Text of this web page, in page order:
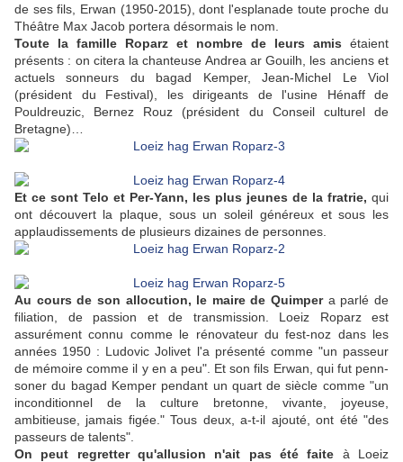
de ses fils, Erwan (1950-2015), dont l'esplanade toute proche du
Théâtre Max Jacob portera désormais le nom.
Toute la famille Roparz et nombre de leurs amis étaient
présents : on citera la chanteuse Andrea ar Gouilh, les anciens et
actuels sonneurs du bagad Kemper, Jean-Michel Le Viol
(président du Festival), les dirigeants de l'usine Hénaff de
Pouldreuzic, Bernez Rouz (président du Conseil culturel de
Bretagne)…
Et ce sont Telo et Per-Yann, les plus jeunes de la fratrie, qui
ont découvert la plaque, sous un soleil généreux et sous les
applaudissements de plusieurs dizaines de personnes.
Au cours de son allocution, le maire de Quimpera parlé de
filiation, de passion et de transmission. Loeiz Roparz est
assurément connu comme le rénovateur du fest-noz dans les
années 1950 : Ludovic Jolivet l'a présenté comme "un passeur
de mémoire comme il y en a peu". Et son fils Erwan, qui fut penn-
soner du bagad Kemper pendant un quart de siècle comme "un
inconditionnel de la culture bretonne, vivante, joyeuse,
ambitieuse, jamais figée." Tous deux, a-t-il ajouté, ont été "des
passeurs de talents".
On peut regretter qu'allusion n'ait pas été faite à Loeiz